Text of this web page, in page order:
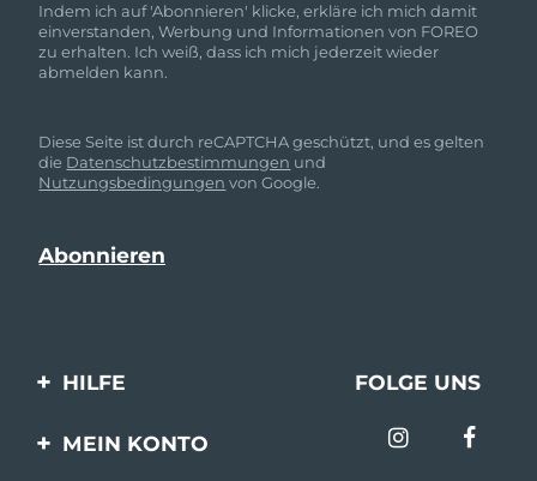
Indem ich auf 'Abonnieren' klicke, erkläre ich mich damit
einverstanden, Werbung und Informationen von FOREO
zu erhalten. Ich weiß, dass ich mich jederzeit wieder
abmelden kann.
Diese Seite ist durch reCAPTCHA geschützt, und es gelten
die Datenschutzbestimmungen und
Nutzungsbedingungen von Google.
HILFE
Kontaktiere uns
FOLGE UNS
MEIN KONTO